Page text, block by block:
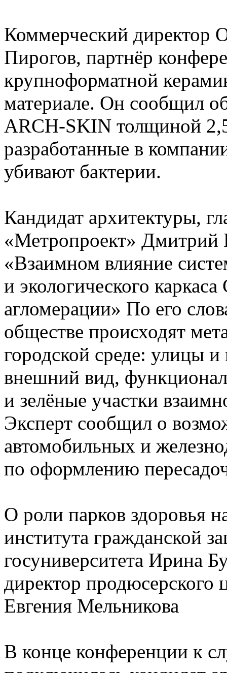
Коммерческий
Пирогов, партнёр
крупноформатной
материале. Он сообщил
ARCH-SKIN толщиной
разработанные в
убивают бактерии.
Кандидат архитектуры,
«Метропроект» Дмитрий
«Взаимном влияние
и экологического
агломерации» По его
обществе происходят
городской среде: улицы
внешний вид,
и зелёные участки
Эксперт сообщил о
автомобильных и
по оформлению
О роли парков здоровья
института гражданской
госуниверситета Ирина
директор продюсерского
Евгения Мельникова
В конце конференции к